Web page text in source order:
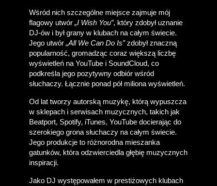
Wśród nich szczególne miejsce zajmuje mój
flagowy utwór „I Wish You”, który zdobył uznanie
DJ-ów i był grany w klubach na całym świecie.
Jego utwór „All We Can Do Is” zdobył znaczną
popularność, gromadząc coraz większą liczbę
wyświetleń na YouTube i SoundCloud, co
podkreśla jego pozytywny odbiór wśród
słuchaczy. Łącznie ponad pół miliona wyświetleń.
Od lat tworzy autorską muzykę, którą wypuszcza
w sklepach i serwisach muzycznych, takich jak
Beatport, Spotify, iTunes, YouTube docierając do
szerokiego grona słuchaczy na całym świecie.
Jego produkcje to różnorodna mieszanka
gatunków, która odzwierciedla głębię muzycznych
inspiracji.
Jako DJ występowałem w prestiżowych klubach